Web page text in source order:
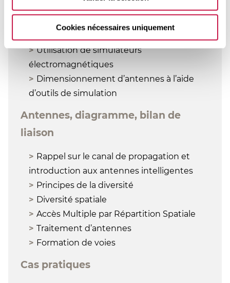
Cookies nécessaires uniquement
Cas pratiques
Utilisation de simulateurs
électromagnétiques
Dimensionnement d’antennes à l’aide
d’outils de simulation
Antennes, diagramme, bilan de
liaison
Rappel sur le canal de propagation et
introduction aux antennes intelligentes
Principes de la diversité
Diversité spatiale
Accès Multiple par Répartition Spatiale
Traitement d’antennes
Formation de voies
Cas pratiques